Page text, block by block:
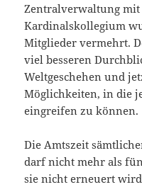
Zentralverwaltung mit
Kardinalskollegium
Mitglieder vermehrt.
viel besseren
Weltgeschehen und
Möglichkeiten, in die
eingreifen zu können.
Die Amtszeit
darf nicht mehr als
sie nicht erneuert